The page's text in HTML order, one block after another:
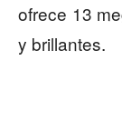
ofrece 13
y brillantes.